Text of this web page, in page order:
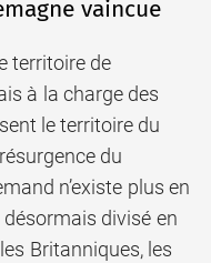
vaincue
territoire de
à la charge des
le territoire du
du
n’existe plus en
divisé en
Britanniques, les